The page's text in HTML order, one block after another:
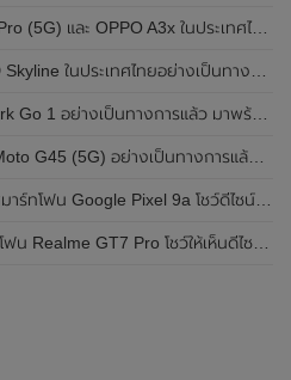
ประเทศไทยอย่างเป็นทางการแล้ว ในราคาเริ่มต้นเพียง 3,999 บาท
ะเทศไทยอย่างเป็นทางการแล้ว ราคา 14,990 บาท
มหน้าจอแสดงผล LCD / 120Hz , แบตเตอรี่ 5,000mAh และใช้ชิปเซ็ต Unisoc
(5G) อย่างเป็นทางการแล้วในอินเดีย
9a โชว์ดีไซน์ใหม่ กล้องหลังแบนราบ ไม่มีกรอบของกล้องแล้ว
ชว์ให้เห็นดีไซน์ใหม่ พร้อมเผยรายละเอียดสเปกที่สำคัญบางส่วน